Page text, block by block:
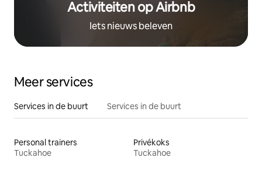
Activiteiten op Airbnb
Iets nieuws beleven
Meer services
Services in de buurt Services in de buurt
Personal trainers
Tuckahoe
Privékoks
Tuckahoe